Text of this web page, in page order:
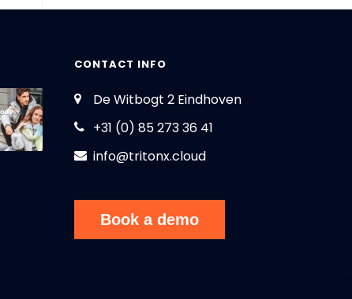
CONTACT INFO
De Witbogt 2 Eindhoven
+31 (0) 85 273 36 41
info@tritonx.cloud
Book a demo